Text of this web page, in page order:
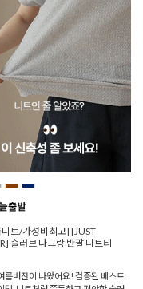
트/가성비최고] [JUST
슬러브 나그랑 반팔 니트티
름버전이 나왔어요! 검증된 베스트